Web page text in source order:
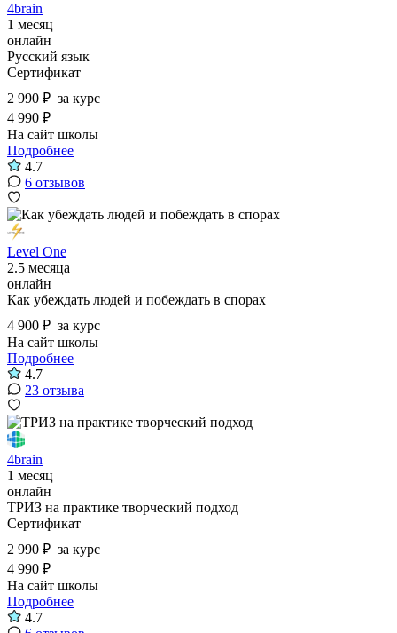
4brain
1 месяц
онлайн
Русский язык
Сертификат
2 990 ₽ за курс
4 990 ₽
На сайт школы
Подробнее
4.7
6 отзывов
Level One
2.5 месяца
онлайн
Как убеждать людей и побеждать в спорах
4 900 ₽ за курс
На сайт школы
Подробнее
4.7
23 отзыва
4brain
1 месяц
онлайн
ТРИЗ на практике творческий подход
Сертификат
2 990 ₽ за курс
4 990 ₽
На сайт школы
Подробнее
4.7